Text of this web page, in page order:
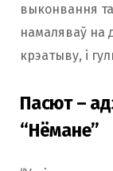
выконвання
намаляваў на
крэатыву, і
Пасют –
“Нёмане”